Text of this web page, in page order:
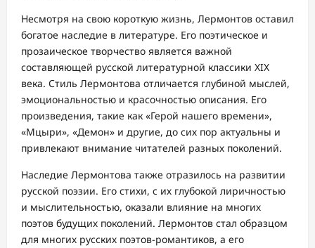
Несмотря на свою короткую жизнь, Лермонтов оставил
богатое наследие в литературе. Его поэтическое и
прозаическое творчество является важной
составляющей русской литературной классики XIX
века. Стиль Лермонтова отличается глубиной мыслей,
эмоциональностью и красочностью описания. Его
произведения, такие как «Герой нашего времени»,
«Мцыри», «Демон» и другие, до сих пор актуальны и
привлекают внимание читателей разных поколений.
Наследие Лермонтова также отразилось на развитии
русской поэзии. Его стихи, с их глубокой лиричностью
и мыслительностью, оказали влияние на многих
поэтов будущих поколений. Лермонтов стал образцом
для многих русских поэтов-романтиков, а его